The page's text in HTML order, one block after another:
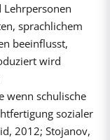
Lehrpersonen
sprachlichem
beeinflusst,
wird
wenn schulische
sozialer
2012; Stojanov,